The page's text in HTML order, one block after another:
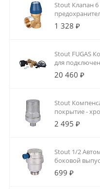
Stout Клапан
1 328 ₽
Stout FUGAS
для
20 460 ₽
Stout
покрытие -
2 495 ₽
Stout 1/2
боковой
699 ₽